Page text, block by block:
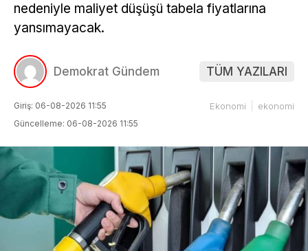
nedeniyle maliyet düşüşü tabela fiyatlarına
yansımayacak.
Demokrat Gündem TÜM YAZILARI
Giriş: 06-08-2026 11:55
Güncelleme: 06-08-2026 11:55
Ekonomi ekonomi